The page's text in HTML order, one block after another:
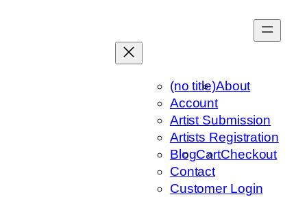
(no title)About
Account
Artist Submission
Artists Registration
BlogCartCheckout
Contact
Customer Login